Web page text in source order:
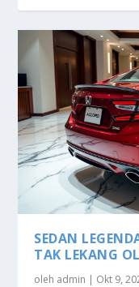
SEDAN
TAK LEKANG
oleh admin | Okt 9,